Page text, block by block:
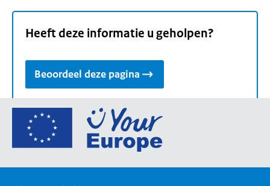
Heeft deze informatie u geholpen?
Beoordeel deze pagina
Ga
de